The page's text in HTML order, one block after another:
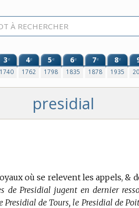
3e
1740
4e
1762
5e
1798
6e
1835
7e
1878
8e
1935
presidial
où se relevent les appels, &
de Presidial jugent en dernier
de Tours, le Presidial de